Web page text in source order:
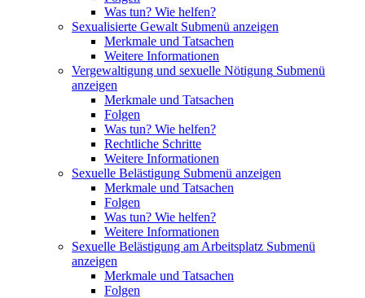
Was tun? Wie helfen?
Sexualisierte Gewalt Submenü anzeigen
Merkmale und Tatsachen
Weitere Informationen
Vergewaltigung und sexuelle Nötigung Submenü
anzeigen
Merkmale und Tatsachen
Folgen
Was tun? Wie helfen?
Rechtliche Schritte
Weitere Informationen
Sexuelle Belästigung Submenü anzeigen
Merkmale und Tatsachen
Folgen
Was tun? Wie helfen?
Weitere Informationen
Sexuelle Belästigung am Arbeitsplatz Submenü
anzeigen
Merkmale und Tatsachen
Folgen